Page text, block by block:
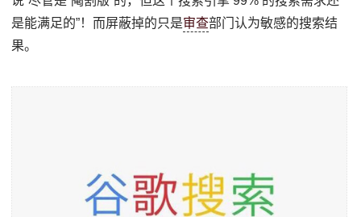
是能满足的”！而屏蔽掉的只是审查部门认为敏感的搜索结
果。